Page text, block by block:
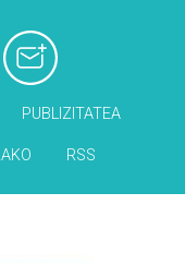
PUBLIZITATEA
RSS